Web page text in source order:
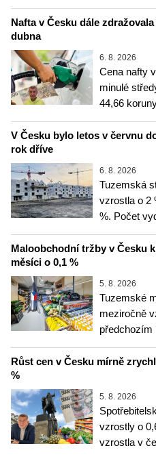
Nafta v Česku dále
dubna
6. 8. 2026
Cena nafty
minulé
44,66
V Česku bylo letos v červnu
rok dříve
6. 8. 2026
Tuzemská
vzrostla o 2
%. Počet
Maloobchodní tržby v Česku
měsíci o 0,1 %
5. 8. 2026
Tuzemské
meziročně
Růst cen v Česku mírně
%
5. 8. 2026
vzrostly o
vzrostla v